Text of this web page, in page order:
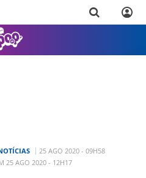
25 AGO 2020 - 09H58
25 AGO 2020 - 12H17